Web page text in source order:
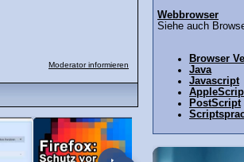
Moderator informieren
Webbrowser
Siehe auch
Browser
Java
Javascript
PostScript